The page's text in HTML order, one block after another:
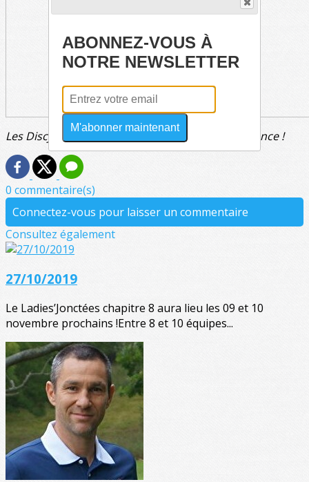
Les Discjonctés champions sautent de joie à Valence !
0 commentaire(s)
Connectez-vous pour laisser un commentaire
Consultez également
27/10/2019
Le Ladies’Jonctées chapitre 8 aura lieu les 09 et 10
novembre prochains !Entre 8 et 10 équipes...
ABONNEZ-VOUS À
NOTRE NEWSLETTER
M'abonner maintenant